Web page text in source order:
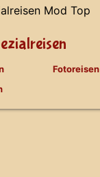
Fotoreisen